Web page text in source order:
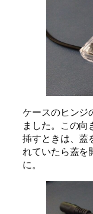
ケースのヒンジ
ました。この向
挿すときは、蓋
れていたら蓋を
に。